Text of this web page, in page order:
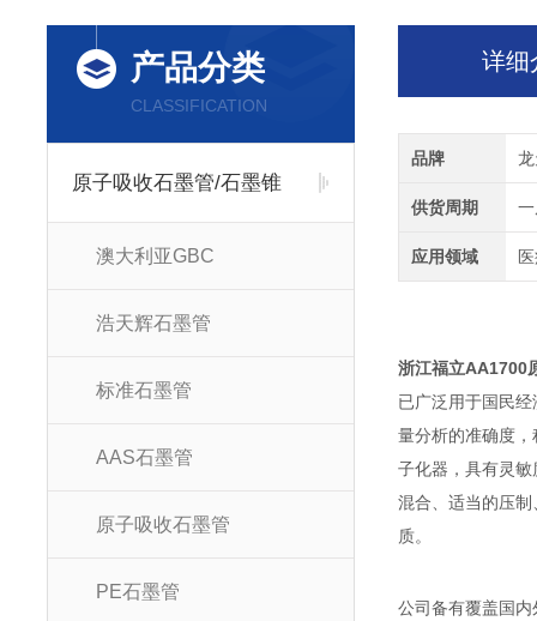
产品分类
CLASSIFICATION
原子吸收石墨管/石墨锥
澳大利亚GBC
浩天辉石墨管
标准石墨管
AAS石墨管
原子吸收石墨管
PE石墨管
详细
品牌
供货周期
应用领域
浙江福立AA1700
已广泛用于国民
量分析的准确度
子化器，具有灵
混合、适当的压
质。
公司备有覆盖国